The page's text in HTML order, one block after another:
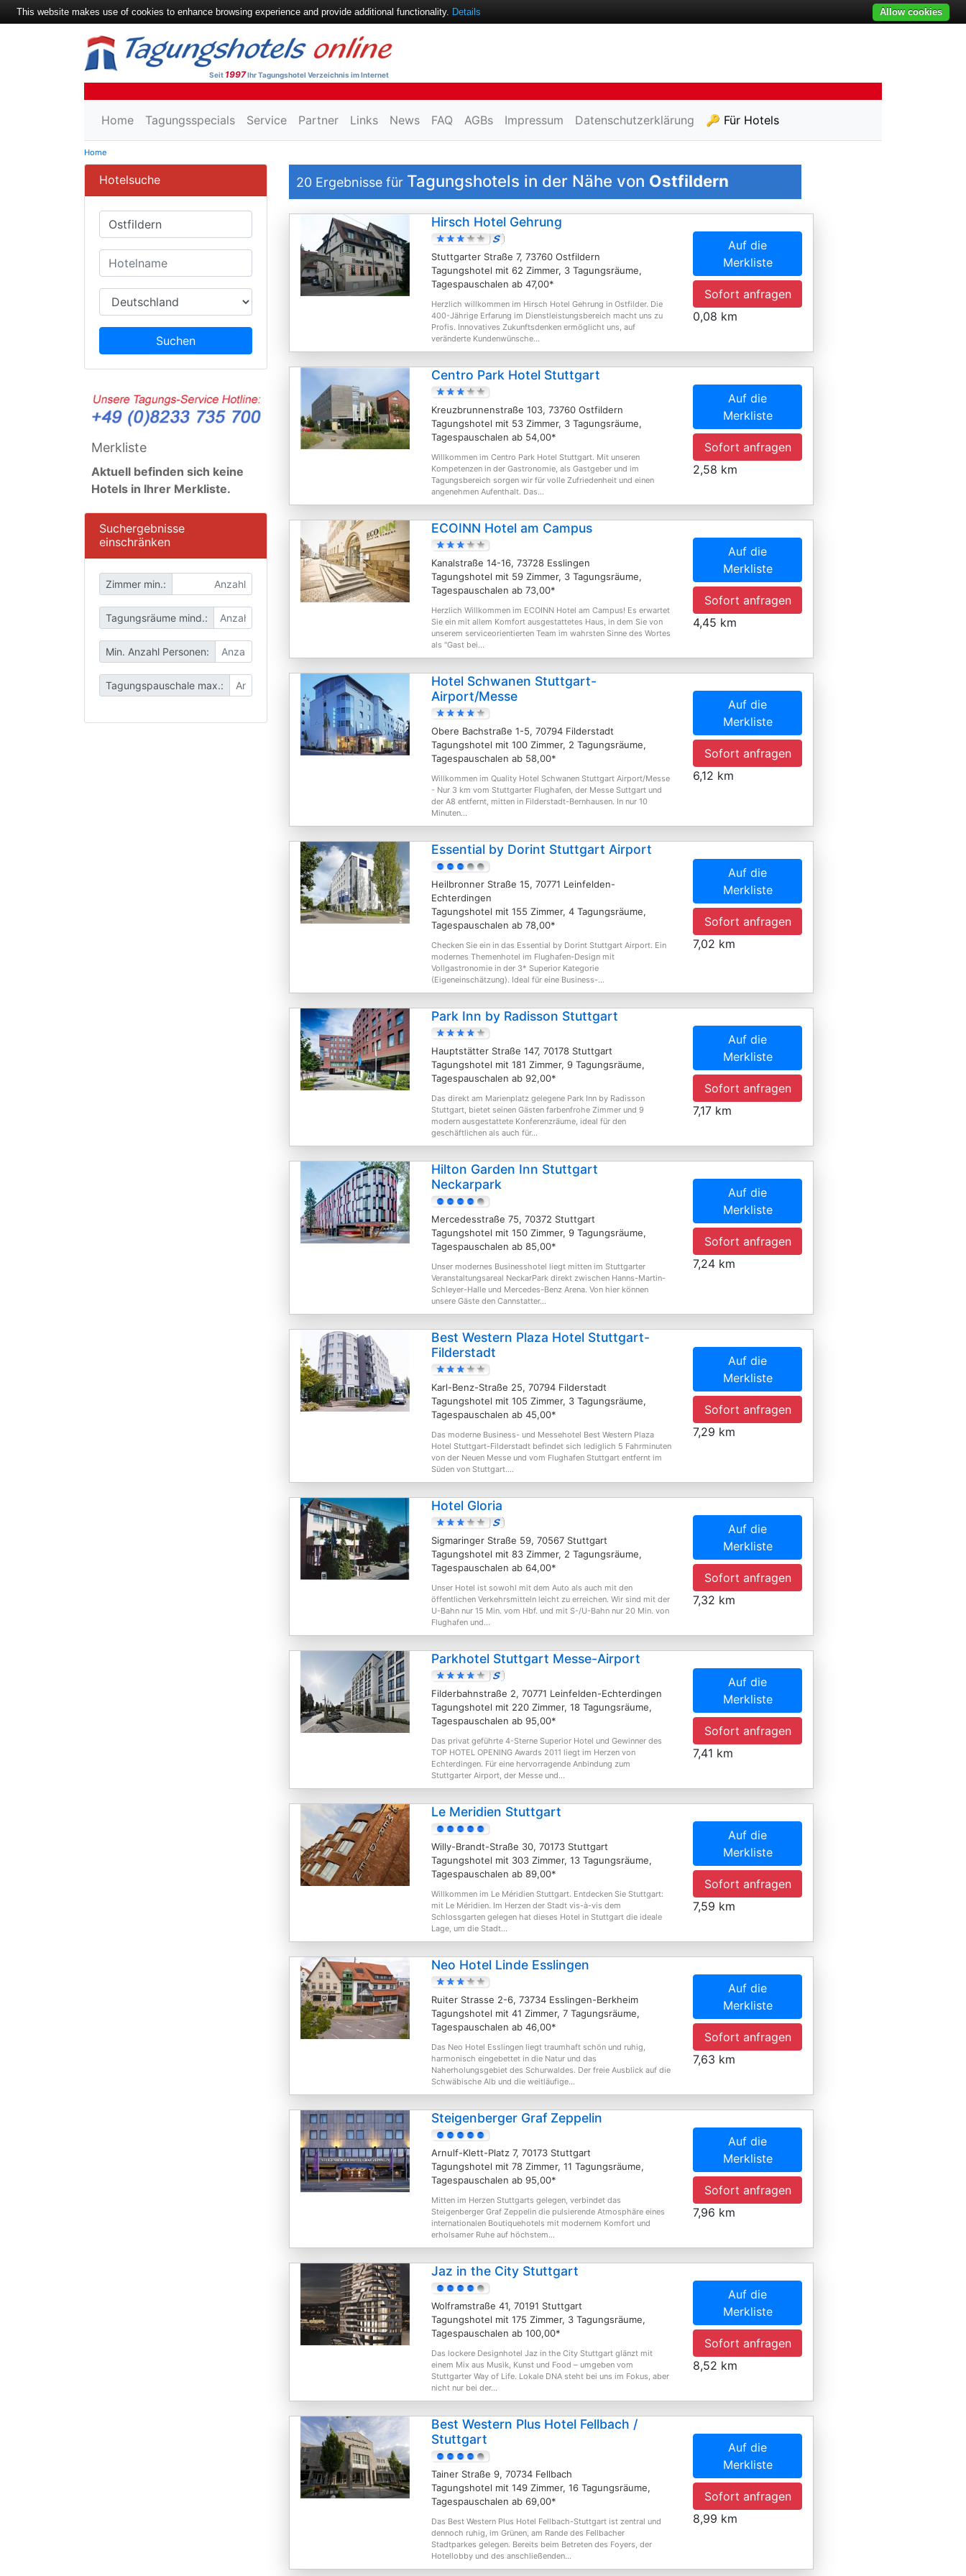
Seit 1997Ihr Tagungshotel Verzeichnis im Internet
Home Tagungsspecials Service Partner Links News FAQ AGBs Impressum Datenschutzerklärung 🔑 Für Hotels
Home
Hotelsuche
Suchen
Merkliste
Aktuell befinden sich keine
Hotels in Ihrer Merkliste.
Suchergebnisse
einschränken
Zimmer min.:
Tagungsräume mind.:
Min. Anzahl Personen:
Tagungspauschale max.:
20 Ergebnisse für Tagungshotels in der Nähe von Ostfildern
Hirsch Hotel Gehrung
Stuttgarter Straße 7, 73760 Ostfildern
Tagungshotel mit 62 Zimmer, 3 Tagungsräume,
Tagespauschalen ab 47,00*
Herzlich willkommen im Hirsch Hotel Gehrung in Ostfilder. Die
400-Jährige Erfarung im Dienstleistungsbereich macht uns zu
Profis. Innovatives Zukunftsdenken ermöglicht uns, auf
veränderte Kundenwünsche...
Auf die
Merkliste
Sofort anfragen
0,08 km
Centro Park Hotel Stuttgart
Kreuzbrunnenstraße 103, 73760 Ostfildern
Tagungshotel mit 53 Zimmer, 3 Tagungsräume,
Tagespauschalen ab 54,00*
Willkommen im Centro Park Hotel Stuttgart. Mit unseren
Kompetenzen in der Gastronomie, als Gastgeber und im
Tagungsbereich sorgen wir für volle Zufriedenheit und einen
angenehmen Aufenthalt. Das...
Auf die
Merkliste
Sofort anfragen
2,58 km
ECOINN Hotel am Campus
Kanalstraße 14-16, 73728 Esslingen
Tagungshotel mit 59 Zimmer, 3 Tagungsräume,
Tagespauschalen ab 73,00*
Herzlich Willkommen im ECOINN Hotel am Campus! Es erwartet
Sie ein mit allem Komfort ausgestattetes Haus, in dem Sie von
unserem serviceorientierten Team im wahrsten Sinne des Wortes
als "Gast bei...
Auf die
Merkliste
Sofort anfragen
4,45 km
Hotel Schwanen Stuttgart-
Airport/Messe
Obere Bachstraße 1-5, 70794 Filderstadt
Tagungshotel mit 100 Zimmer, 2 Tagungsräume,
Tagespauschalen ab 58,00*
Willkommen im Quality Hotel Schwanen Stuttgart Airport/Messe
- Nur 3 km vom Stuttgarter Flughafen, der Messe Suttgart und
der A8 entfernt, mitten in Filderstadt-Bernhausen. In nur 10
Minuten...
Auf die
Merkliste
Sofort anfragen
6,12 km
Essential by Dorint Stuttgart Airport
Heilbronner Straße 15, 70771 Leinfelden-
Echterdingen
Tagungshotel mit 155 Zimmer, 4 Tagungsräume,
Tagespauschalen ab 78,00*
Checken Sie ein in das Essential by Dorint Stuttgart Airport. Ein
modernes Themenhotel im Flughafen-Design mit
Vollgastronomie in der 3* Superior Kategorie
(Eigeneinschätzung). Ideal für eine Business-...
Auf die
Merkliste
Sofort anfragen
7,02 km
Park Inn by Radisson Stuttgart
Hauptstätter Straße 147, 70178 Stuttgart
Tagungshotel mit 181 Zimmer, 9 Tagungsräume,
Tagespauschalen ab 92,00*
Das direkt am Marienplatz gelegene Park Inn by Radisson
Stuttgart, bietet seinen Gästen farbenfrohe Zimmer und 9
modern ausgestattete Konferenzräume, ideal für den
geschäftlichen als auch für...
Auf die
Merkliste
Sofort anfragen
7,17 km
Hilton Garden Inn Stuttgart
Neckarpark
Mercedesstraße 75, 70372 Stuttgart
Tagungshotel mit 150 Zimmer, 9 Tagungsräume,
Tagespauschalen ab 85,00*
Unser modernes Businesshotel liegt mitten im Stuttgarter
Veranstaltungsareal NeckarPark direkt zwischen Hanns-Martin-
Schleyer-Halle und Mercedes-Benz Arena. Von hier können
unsere Gäste den Cannstatter...
Auf die
Merkliste
Sofort anfragen
7,24 km
Best Western Plaza Hotel Stuttgart-
Filderstadt
Karl-Benz-Straße 25, 70794 Filderstadt
Tagungshotel mit 105 Zimmer, 3 Tagungsräume,
Tagespauschalen ab 45,00*
Das moderne Business- und Messehotel Best Western Plaza
Hotel Stuttgart-Filderstadt befindet sich lediglich 5 Fahrminuten
von der Neuen Messe und vom Flughafen Stuttgart entfernt im
Süden von Stuttgart....
Auf die
Merkliste
Sofort anfragen
7,29 km
Hotel Gloria
Sigmaringer Straße 59, 70567 Stuttgart
Tagungshotel mit 83 Zimmer, 2 Tagungsräume,
Tagespauschalen ab 64,00*
Unser Hotel ist sowohl mit dem Auto als auch mit den
öffentlichen Verkehrsmitteln leicht zu erreichen. Wir sind mit der
U-Bahn nur 15 Min. vom Hbf. und mit S-/U-Bahn nur 20 Min. von
Flughafen und...
Auf die
Merkliste
Sofort anfragen
7,32 km
Parkhotel Stuttgart Messe-Airport
Filderbahnstraße 2, 70771 Leinfelden-Echterdingen
Tagungshotel mit 220 Zimmer, 18 Tagungsräume,
Tagespauschalen ab 95,00*
Das privat geführte 4-Sterne Superior Hotel und Gewinner des
TOP HOTEL OPENING Awards 2011 liegt im Herzen von
Echterdingen. Für eine hervorragende Anbindung zum
Stuttgarter Airport, der Messe und...
Auf die
Merkliste
Sofort anfragen
7,41 km
Le Meridien Stuttgart
Willy-Brandt-Straße 30, 70173 Stuttgart
Tagungshotel mit 303 Zimmer, 13 Tagungsräume,
Tagespauschalen ab 89,00*
Willkommen im Le Méridien Stuttgart. Entdecken Sie Stuttgart:
mit Le Méridien. Im Herzen der Stadt vis-à-vis dem
Schlossgarten gelegen hat dieses Hotel in Stuttgart die ideale
Lage, um die Stadt...
Auf die
Merkliste
Sofort anfragen
7,59 km
Neo Hotel Linde Esslingen
Ruiter Strasse 2-6, 73734 Esslingen-Berkheim
Tagungshotel mit 41 Zimmer, 7 Tagungsräume,
Tagespauschalen ab 46,00*
Das Neo Hotel Esslingen liegt traumhaft schön und ruhig,
harmonisch eingebettet in die Natur und das
Naherholungsgebiet des Schurwaldes. Der freie Ausblick auf die
Schwäbische Alb und die weitläufige...
Auf die
Merkliste
Sofort anfragen
7,63 km
Steigenberger Graf Zeppelin
Arnulf-Klett-Platz 7, 70173 Stuttgart
Tagungshotel mit 78 Zimmer, 11 Tagungsräume,
Tagespauschalen ab 95,00*
Mitten im Herzen Stuttgarts gelegen, verbindet das
Steigenberger Graf Zeppelin die pulsierende Atmosphäre eines
internationalen Boutiquehotels mit modernem Komfort und
erholsamer Ruhe auf höchstem...
Auf die
Merkliste
Sofort anfragen
7,96 km
Jaz in the City Stuttgart
Wolframstraße 41, 70191 Stuttgart
Tagungshotel mit 175 Zimmer, 3 Tagungsräume,
Tagespauschalen ab 100,00*
Das lockere Designhotel Jaz in the City Stuttgart glänzt mit
einem Mix aus Musik, Kunst und Food – umgeben vom
Stuttgarter Way of Life. Lokale DNA steht bei uns im Fokus, aber
nicht nur bei der...
Auf die
Merkliste
Sofort anfragen
8,52 km
Best Western Plus Hotel Fellbach /
Stuttgart
Tainer Straße 9, 70734 Fellbach
Tagungshotel mit 149 Zimmer, 16 Tagungsräume,
Tagespauschalen ab 69,00*
Das Best Western Plus Hotel Fellbach-Stuttgart ist zentral und
dennoch ruhig, im Grünen, am Rande des Fellbacher
Stadtparkes gelegen. Bereits beim Betreten des Foyers, der
Hotellobby und des anschließenden...
Auf die
Merkliste
Sofort anfragen
8,99 km
This website makes use of cookies to enhance browsing experience and provide additional functionality. Details Allow cookies